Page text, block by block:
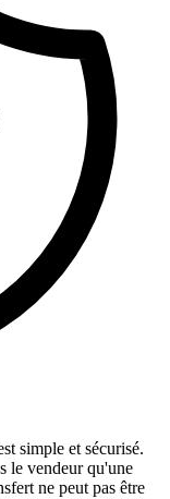
simple et sécurisé.
le vendeur qu'une
ne peut pas être